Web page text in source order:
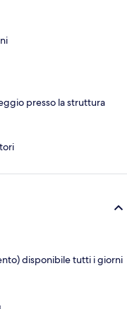
presso la struttura
disponibile tutti i giorni